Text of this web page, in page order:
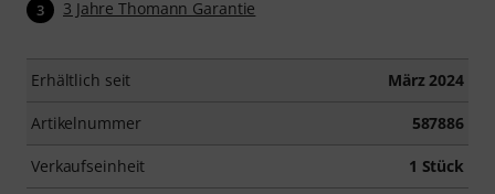
3 3 Jahre Thomann Garantie
Erhältlich seit März 2024
Artikelnummer 587886
Verkaufseinheit 1 Stück